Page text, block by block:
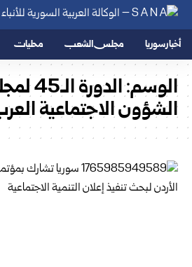
أخبار سوريا مجلس الشعب محليات
الوسم:
الدورة
الشؤون الاجتماعية